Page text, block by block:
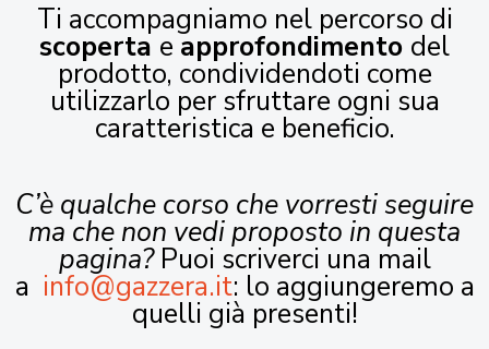
Ti accompagniamo nel percorso di
scoperta e approfondimento del
prodotto, condividendoti come
utilizzarlo per sfruttare ogni sua
caratteristica e beneficio.
C’è qualche corso che vorresti seguire
ma che non vedi proposto in questa
pagina?Puoi scriverci una mail
a info@gazzera.it: lo aggiungeremo a
quelli già presenti!